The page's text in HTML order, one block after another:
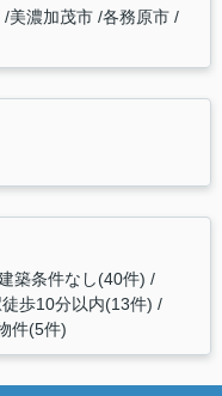
美濃加茂市 各務原市
築条件なし(40件)
歩10分以内(13件)
件(5件)